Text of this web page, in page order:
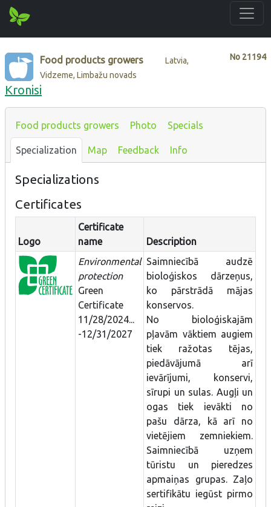
No 21194
Food products growers
Latvia,
Vidzeme, Limbažu novads
Kronisi
Food products growers Photo Specials
Specialization Map Feedback Info
Specializations
Certificates
Logo
Certificate
name
Description
Environmental
protection
Green
Certificate
11/28/2024...
-12/31/2027
Saimniecībā audzē
bioloģiskos dārzeņus,
ko pārstrādā mājas
konservos.
No bioloģiskajām
pļavām vāktiem augiem
tiek ražotas tējas,
piedāvājumā arī
ievārījumi, konservi,
sīrupi un sulas. Augļi un
ogas tiek ievākti no
pašu dārza, kā arī no
vietējiem zemniekiem.
Saimniecībā uzņem
tūristu un pieredzes
apmaiņas grupas. Zaļo
sertifikātu iegūst pirmo